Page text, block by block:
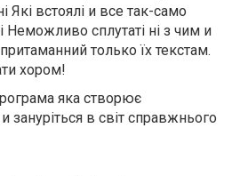
Які встоялі и все так-само
Неможливо сплутаті ні з чим и
только їх текстам.
хором!
яка створює
зануріться в світ справжнього